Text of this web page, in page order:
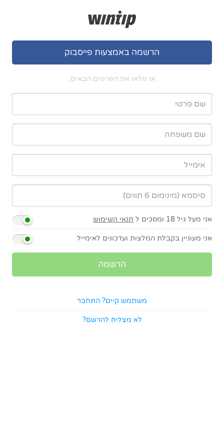
הרשמה באמצעות פייסבוק
או מלאו את הפרטים הבאים:
אני מעל גיל 18 ומסכים ל תנאי השימוש
אני מעוניין בקבלת המלצות ועדכונים לאימייל
משתמש קיים? התחבר
לא מצליח להרשם?